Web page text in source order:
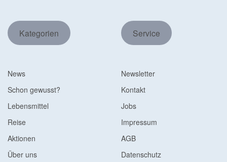
Kategorien
News
Schon gewusst?
Lebensmittel
Reise
Aktionen
Über uns
Service
Newsletter
Kontakt
Jobs
Impressum
AGB
Datenschutz